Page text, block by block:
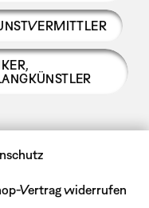
Vertrag widerrufen